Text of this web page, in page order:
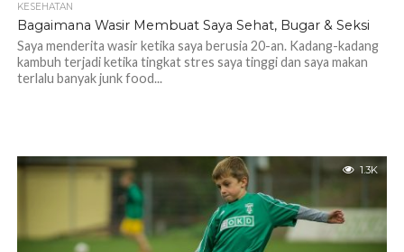
KESEHATAN
Bagaimana Wasir Membuat Saya Sehat, Bugar & Seksi
Saya menderita wasir ketika saya berusia 20-an. Kadang-kadang
kambuh terjadi ketika tingkat stres saya tinggi dan saya makan
terlalu banyak junk food...
1.3K